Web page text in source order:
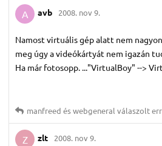
A avb 2008. nov 9.
Namost virtuális gép alatt nem
meg úgy a videókártyát nem igazán
Ha már fotosopp. ..."VirtualBoy" -->
manfreed éswebgeneral válaszolt
Z zlt 2008. nov 9.